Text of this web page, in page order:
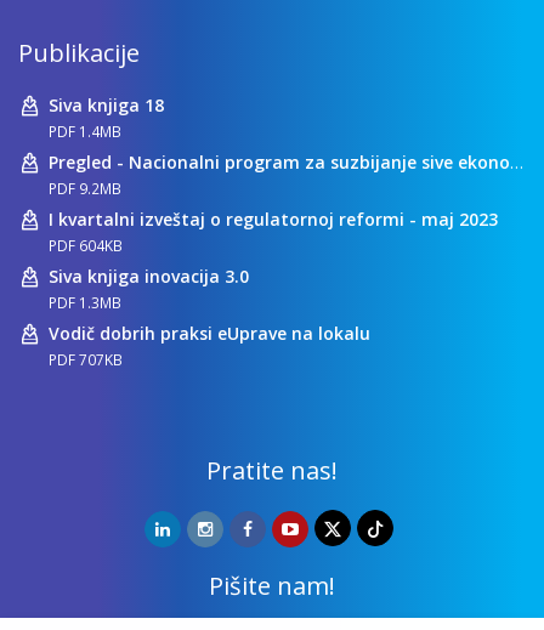
Publikacije
Siva knjiga 18
PDF 1.4MB
Pregled - Nacionalni program za suzbijanje sive ekonomije
PDF 9.2MB
I kvartalni izveštaj o regulatornoj reformi - maj 2023
PDF 604KB
Siva knjiga inovacija 3.0
PDF 1.3MB
Vodič dobrih praksi eUprave na lokalu
PDF 707KB
Pratite nas!
Pišite nam!